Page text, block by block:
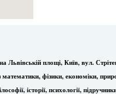
площі, Київ, вул.
фізики, економіки,
історії, психології,